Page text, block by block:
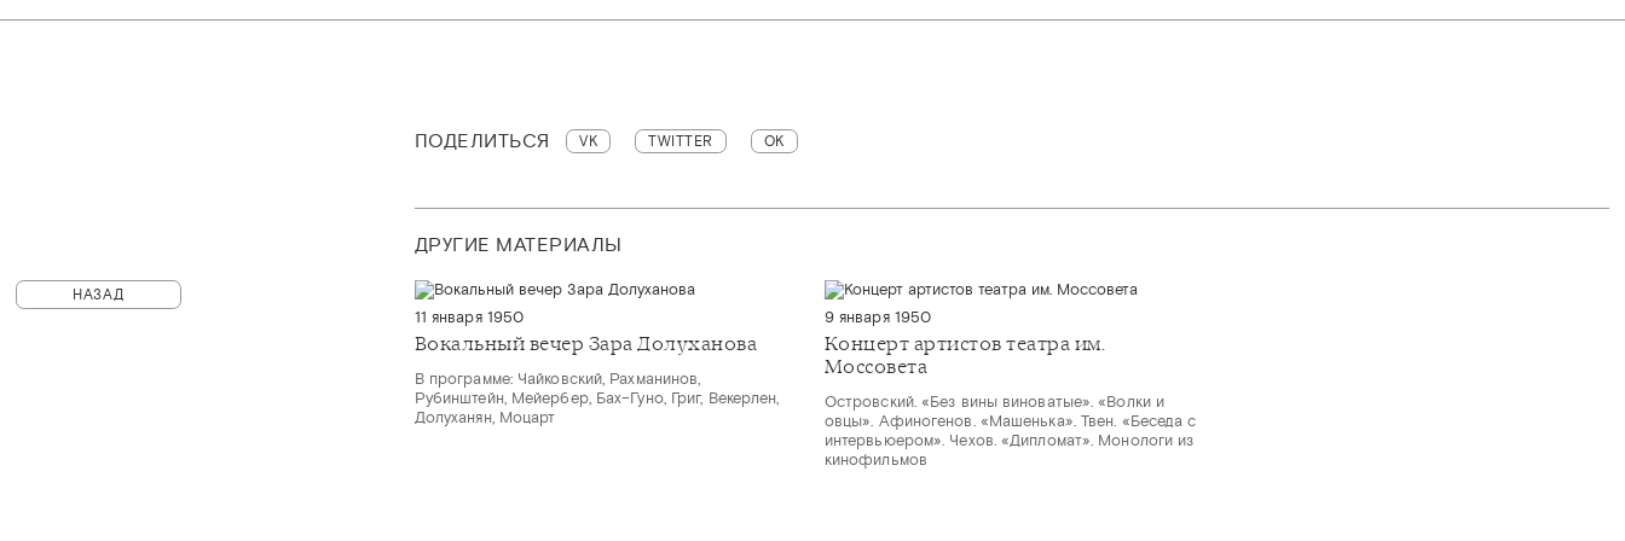
ПОДЕЛИТЬСЯ VK TWITTER OK
ДРУГИЕ МАТЕРИАЛЫ
9 января 1950
Концерт артистов театра им.
Моссовета
Островский. «Без вины виноватые». «Волки и
овцы». Афиногенов. «Машенька». Твен. «Беседа с
интервьюером». Чехов. «Дипломат». Монологи из
кинофильмов
11 января 1950
Вокальный вечер Зара Долуханова
В программе: Чайковский, Рахманинов,
Рубинштейн, Мейербер, Бах–Гуно, Григ, Векерлен,
Долуханян, Моцарт
НАЗАД